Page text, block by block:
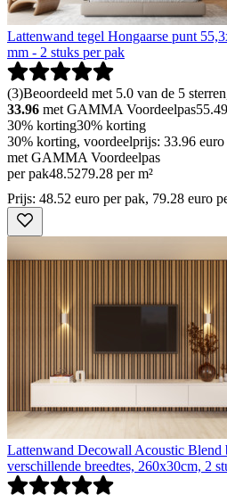
Lattenwand tegel Hongaarse punt
mm - 2 stuks per pak
(3)Beoordeeld met 5.0 van de 5
33.96 met GAMMA Voordeelpas55.49
30% korting30% korting
30% korting, voordeelprijs: 33.96
met GAMMA Voordeelpas
per pak48.5279.28 per m²
Prijs: 48.52 euro per pak, 79.28 euro
Lattenwand Decowall Acoustic Blend
verschillende breedtes, 260x30cm, 2